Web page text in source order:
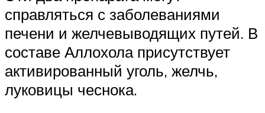
справляться с заболеваниями
печени и желчевыводящих путей. В
составе Аллохола присутствует
активированный уголь, желчь,
луковицы чеснока.